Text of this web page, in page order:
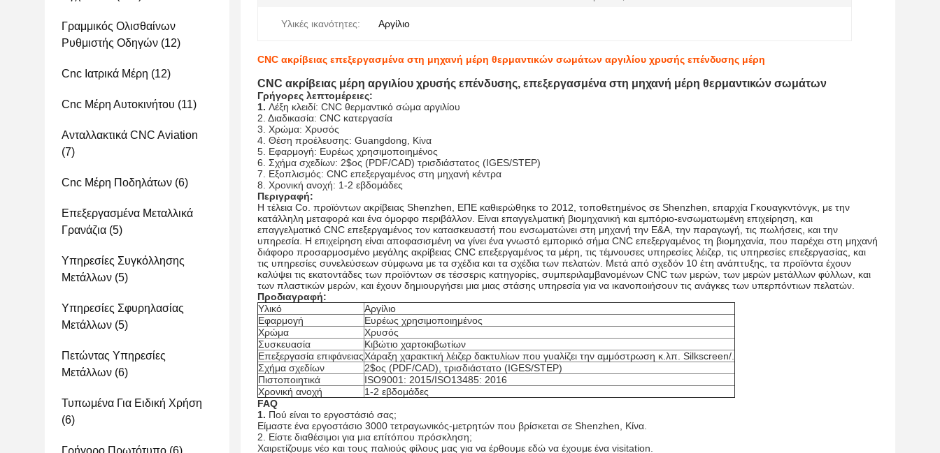
Γραμμικός Ολισθαίνων
Ρυθμιστής Οδηγών (12)
Cnc Ιατρικά Μέρη (12)
Cnc Μέρη Αυτοκινήτου (11)
Ανταλλακτικά CNC Aviation
(7)
Cnc Μέρη Ποδηλάτων (6)
Επεξεργασμένα Μεταλλικά
Γρανάζια (5)
Υπηρεσίες Συγκόλλησης
Μετάλλων (5)
Υπηρεσίες Σφυρηλασίας
Μετάλλων (5)
Πετώντας Υπηρεσίες
Μετάλλων (6)
Τυπωμένα Για Ειδική Χρήση
(6)
Γρήγορο Πρωτότυπο (6)
Υλικές ικανότητες: Αργίλιο
CNC ακρίβειας επεξεργασμένα στη μηχανή μέρη θερμαντικών σωμάτων αργιλίου χρυσής επένδυσης μέρη
CNC ακρίβειας μέρη αργιλίου χρυσής επένδυσης, επεξεργασμένα στη μηχανή μέρη θερμαντικών σωμάτων
Γρήγορες λεπτομέρειες:
1. Λέξη κλειδί: CNC θερμαντικό σώμα αργιλίου
2. Διαδικασία: CNC κατεργασία
3. Χρώμα: Χρυσός
4. Θέση προέλευσης: Guangdong, Κίνα
5. Εφαρμογή: Ευρέως χρησιμοποιημένος
6. Σχήμα σχεδίων: 2$ος (PDF/CAD) τρισδιάστατος (IGES/STEP)
7. Εξοπλισμός: CNC επεξεργαμένος στη μηχανή κέντρα
8. Χρονική ανοχή: 1-2 εβδομάδες
Περιγραφή:
Η τέλεια Co. προϊόντων ακρίβειας Shenzhen, ΕΠΕ καθιερώθηκε το 2012, τοποθετημένος σε Shenzhen, επαρχία Γκουαγκντόνγκ, με την
κατάλληλη μεταφορά και ένα όμορφο περιβάλλον. Είναι επαγγελματική βιομηχανική και εμπόριο-ενσωματωμένη επιχείρηση, και
επαγγελματικό CNC επεξεργαμένος τον κατασκευαστή που ενσωματώνει στη μηχανή την Ε&Α, την παραγωγή, τις πωλήσεις, και την
υπηρεσία. Η επιχείρηση είναι αποφασισμένη να γίνει ένα γνωστό εμπορικό σήμα CNC επεξεργαμένος τη βιομηχανία, που παρέχει στη μηχανή
διάφορο προσαρμοσμένο μεγάλης ακρίβειας CNC επεξεργαμένος τα μέρη, τις τέμνουσες υπηρεσίες λέιζερ, τις υπηρεσίες επεξεργασίας, και
τις υπηρεσίες συνελεύσεων σύμφωνα με τα σχέδια και τα σχέδια των πελατών. Μετά από σχεδόν 10 έτη ανάπτυξης, τα προϊόντα έχουν
καλύψει τις εκατοντάδες των προϊόντων σε τέσσερις κατηγορίες, συμπεριλαμβανομένων CNC των μερών, των μερών μετάλλων φύλλων, και
των πλαστικών μερών, και έχουν δημιουργήσει μια μιας στάσης υπηρεσία για να ικανοποιήσουν τις ανάγκες των υπερπόντιων πελατών.
Προδιαγραφή:
Υλικό
Αργίλιο
Εφαρμογή
Ευρέως χρησιμοποιημένος
Χρώμα
Χρυσός
Συσκευασία
Κιβώτιο χαρτοκιβωτίων
Επεξεργασία επιφάνειαςΧάραξη χαρακτική λέιζερ δακτυλίων που γυαλίζει την αμμόστρωση κ.λπ. Silkscreen/.
Σχήμα σχεδίων
2$ος (PDF/CAD), τρισδιάστατο (IGES/STEP)
Πιστοποιητικά
ISO9001: 2015/ISO13485: 2016
Χρονική ανοχή
1-2 εβδομάδες
FAQ
1. Πού είναι το εργοστάσιό σας;
Είμαστε ένα εργοστάσιο 3000 τετραγωνικός-μετρητών που βρίσκεται σε Shenzhen, Κίνα.
2.
Είστε διαθέσιμοι για μια επίτόπου πρόσκληση;
Χαιρετίζουμε νέο και τους παλιούς φίλους μας για να έρθουμε εδώ να έχουμε ένα visitation.